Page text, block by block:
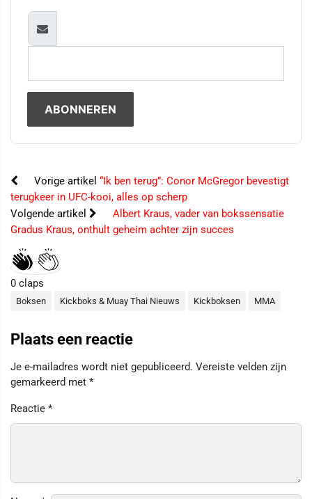
Vorige artikel “Ik ben terug”: Conor McGregor bevestigt
terugkeer in UFC-kooi, alles op scherp
Volgende artikel
Albert Kraus, vader van bokssensatie
Gradus Kraus, onthult geheim achter zijn succes
0 claps
Boksen Kickboks & Muay Thai Nieuws Kickboksen MMA
Plaats een reactie
Je e-mailadres wordt niet gepubliceerd. Vereiste velden zijn
gemarkeerd met *
Reactie *